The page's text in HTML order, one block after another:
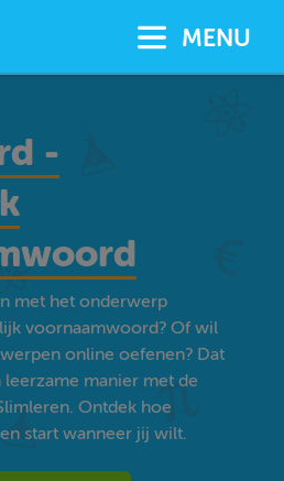
MENU
-
met het onderwerp
voornaamwoord? Of wil
online oefenen? Dat
leerzame manier met de
Ontdek hoe
start wanneer jij wilt.